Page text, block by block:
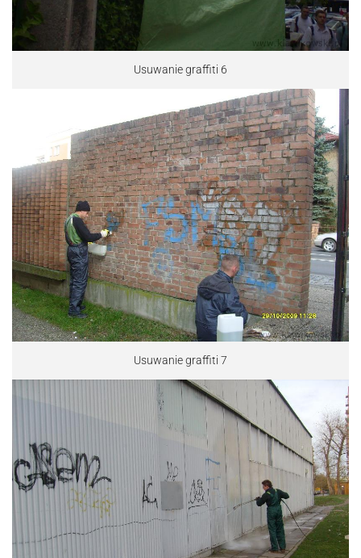
Usuwanie graffiti 6
Usuwanie graffiti 7